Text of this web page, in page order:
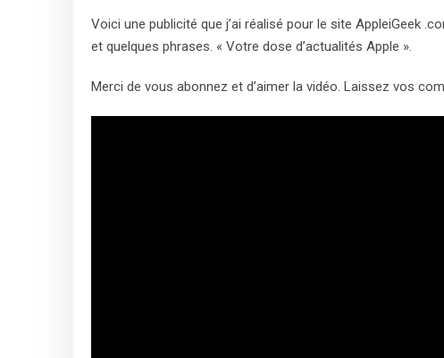
Voici une publicité que j’ai réalisé pour le site AppleiGeek
et quelques phrases. « Votre dose d’actualités Apple ».
Merci de vous abonnez et d’aimer la vidéo. Laissez vos